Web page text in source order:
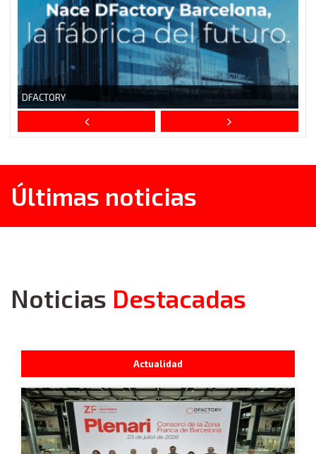
Últimas noticias
Noticias Destacadas
Actualidad